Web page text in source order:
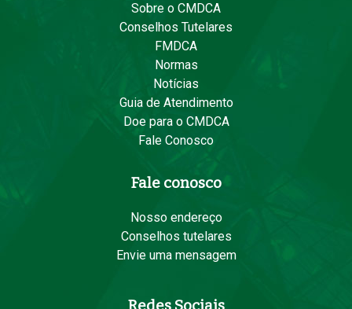
Sobre o CMDCA
Conselhos Tutelares
FMDCA
Normas
Notícias
Guia de Atendimento
Doe para o CMDCA
Fale Conosco
Fale conosco
Nosso endereço
Conselhos tutelares
Envie uma mensagem